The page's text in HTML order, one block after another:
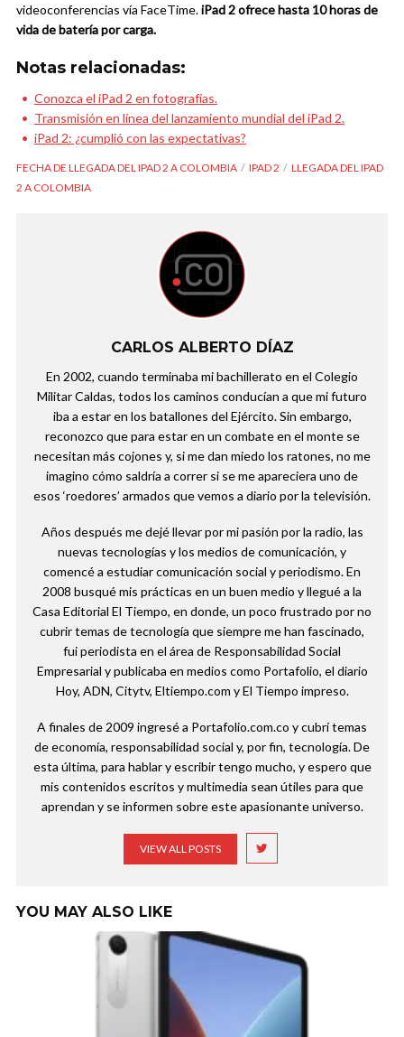
videoconferencias vía FaceTime.iPad 2 ofrece hasta 10 horas de
vida de batería por carga.
Notas relacionadas:
Conozca el iPad 2 en fotografías.
Transmisión en línea del lanzamiento mundial del iPad 2.
iPad 2: ¿cumplió con las expectativas?
FECHA DE LLEGADA DEL IPAD 2 A COLOMBIA IPAD 2
LLEGADA DEL IPAD
2 A COLOMBIA
CARLOS ALBERTO DÍAZ
En 2002, cuando terminaba mi bachillerato en el Colegio
Militar Caldas, todos los caminos conducían a que mi futuro
iba a estar en los batallones del Ejército. Sin embargo,
reconozco que para estar en un combate en el monte se
necesitan más cojones y, si me dan miedo los ratones, no me
imagino cómo saldría a correr si se me apareciera uno de
esos ‘roedores’ armados que vemos a diario por la televisión.
Años después me dejé llevar por mi pasión por la radio, las
nuevas tecnologías y los medios de comunicación, y
comencé a estudiar comunicación social y periodismo. En
2008 busqué mis prácticas en un buen medio y llegué a la
Casa Editorial El Tiempo, en donde, un poco frustrado por no
cubrir temas de tecnología que siempre me han fascinado,
fui periodista en el área de Responsabilidad Social
Empresarial y publicaba en medios como Portafolio, el diario
Hoy, ADN, Citytv, Eltiempo.com y El Tiempo impreso.
A finales de 2009 ingresé a Portafolio.com.co y cubrí temas
de economía, responsabilidad social y, por fin, tecnología. De
esta última, para hablar y escribir tengo mucho, y espero que
mis contenidos escritos y multimedia sean útiles para que
aprendan y se informen sobre este apasionante universo.
VIEW ALL POSTS
YOU MAY ALSO LIKE